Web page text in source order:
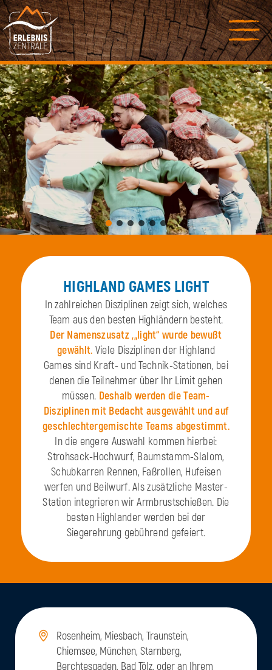
HIGHLAND GAMES LIGHT
In zahlreichen Disziplinen zeigt sich, welches
Team aus den besten Highländern besteht.
Der Namenszusatz ,„light“ wurde bewußt
gewählt. Viele Disziplinen der Highland
Games sind Kraft- und Technik-Stationen, bei
denen die Teilnehmer über Ihr Limit gehen
müssen. Deshalb werden die Team-
Disziplinen mit Bedacht ausgewählt und auf
geschlechtergemischte Teams abgestimmt.
In die engere Auswahl kommen hierbei:
Strohsack-Hochwurf, Baumstamm-Slalom,
Schubkarren Rennen, Faßrollen, Hufeisen
werfen und Beilwurf. Als zusätzliche Master-
Station integrieren wir Armbrustschießen. Die
besten Highlander werden bei der
Siegerehrung gebührend gefeiert.
Rosenheim, Miesbach, Traunstein,
Chiemsee, München, Starnberg,
Berchtesgaden, Bad Tölz, oder an Ihrem